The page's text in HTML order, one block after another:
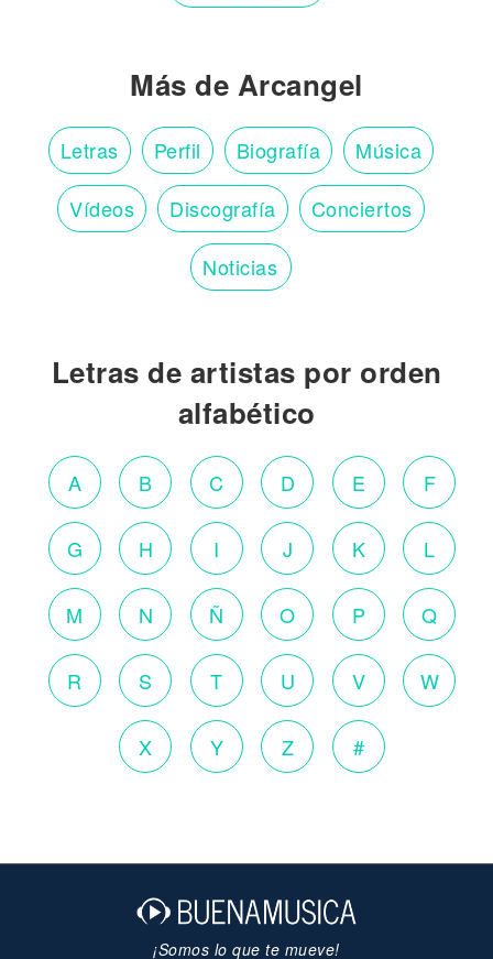
Más de Arcangel
Letras Perfil Biografía Música
Vídeos Discografía Conciertos
Noticias
Letras de artistas por orden
alfabético
A B C D E F
G H I J K L
M N Ñ O P Q
R S T U V W
X Y Z #
¡Somos lo que te mueve!